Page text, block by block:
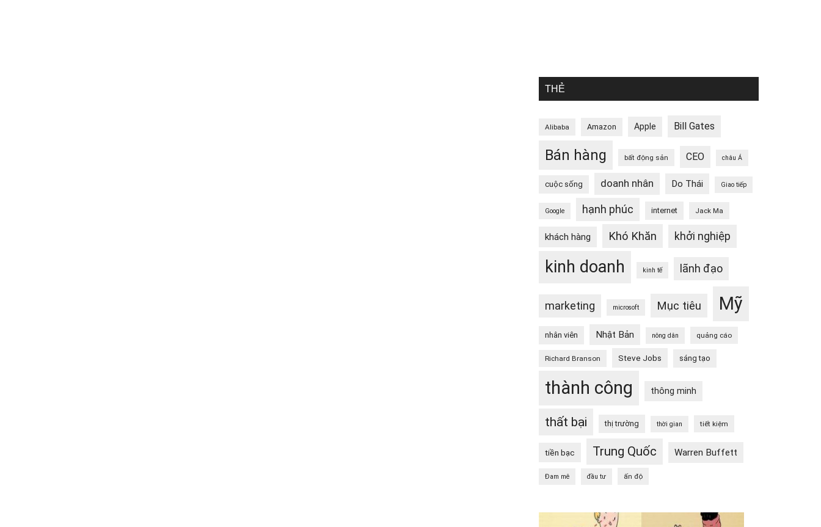
THẺ
Alibaba Amazon Apple Bill Gates
Bán hàng bất động sản CEO châu Á
cuộc sống doanh nhân Do Thái Giao tiếp
Google hạnh phúc internet Jack Ma
khách hàng Khó Khăn khởi nghiệp
kinh doanh kinh tế lãnh đạo
marketing microsoft Mục tiêu Mỹ
nhân viên Nhật Bản nông dân quảng cáo
Richard Branson Steve Jobs sáng tạo
thành công thông minh
thất bại thị trường thời gian tiết kiệm
tiền bạc Trung Quốc Warren Buffett
Đam mê đầu tư ấn độ